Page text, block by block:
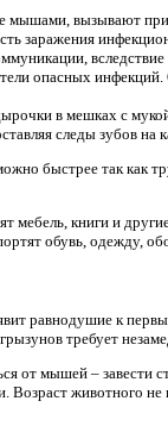
вызывают
заражения
вследствие
опасных
в мешках с
следы зубов на
быстрее так как
книги и
обувь, одежду,
равнодушие к
требует
от мышей – завести
животного